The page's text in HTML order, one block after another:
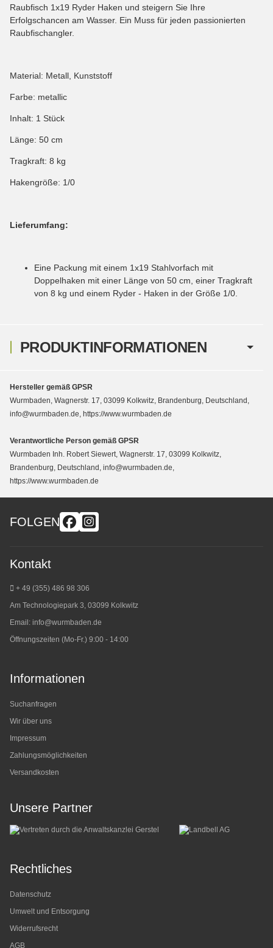
PRODUKTINFORMATIONEN
Raubfisch 1x19 Ryder Haken und steigern Sie Ihre
Erfolgschancen am Wasser. Ein Muss für jeden passionierten
Raubfischangler.
Material: Metall, Kunststoff
Farbe: metallic
Inhalt: 1 Stück
Länge: 50 cm
Tragkraft: 8 kg
Hakengröße: 1/0
Lieferumfang:
Eine Packung mit einem 1x19 Stahlvorfach mit
Doppelhaken mit einer Länge von 50 cm, einer Tragkraft
von 8 kg und einem Ryder - Haken in der Größe 1/0.
Hersteller gemäß GPSR
Wurmbaden, Wagnerstr. 17, 03099 Kolkwitz, Brandenburg, Deutschland,
info@wurmbaden.de, https://www.wurmbaden.de
Verantwortliche Person gemäß GPSR
Wurmbaden Inh. Robert Siewert, Wagnerstr. 17, 03099 Kolkwitz,
Brandenburg, Deutschland, info@wurmbaden.de,
https://www.wurmbaden.de
FOLGEN
Kontakt
+ 49 (355) 486 98 306
Am Technologiepark 3, 03099 Kolkwitz
Email: info@wurmbaden.de
Öffnungszeiten (Mo-Fr.) 9:00 - 14:00
Informationen
Suchanfragen
Wir über uns
Impressum
Zahlungsmöglichkeiten
Versandkosten
Unsere Partner
Rechtliches
Datenschutz
Umwelt und Entsorgung
Widerrufsrecht
AGB